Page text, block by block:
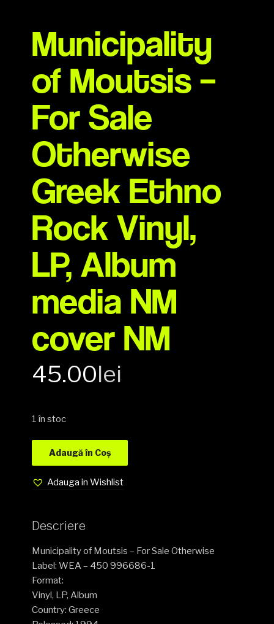
Municipality
of Moutsis –
For Sale
Otherwise
Greek Ethno
Rock Vinyl,
LP, Album
media NM
cover NM
45.00lei
1 în stoc
Adaugă în Coș
Adauga in Wishlist
Descriere
Municipality of Moutsis – For Sale Otherwise
Label: WEA – 450 996686-1
Format:
Vinyl, LP, Album
Country: Greece